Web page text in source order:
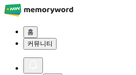
홈
커뮤니티